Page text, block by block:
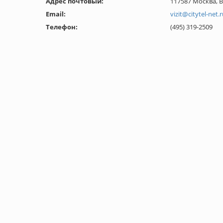
Email:
vizit@citytel-
Телефон:
(495) 319-2509